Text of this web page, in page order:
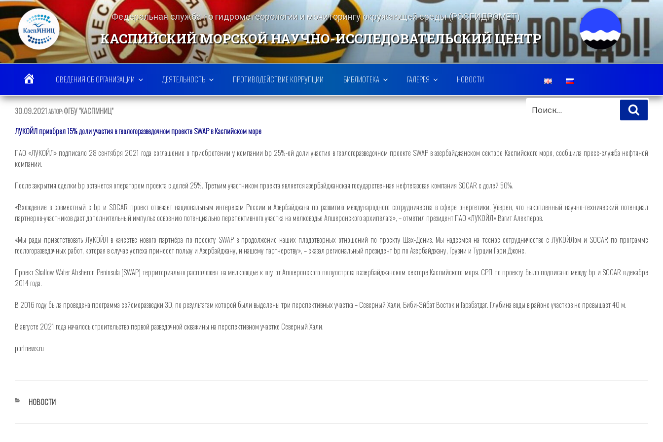
Перейти
содержимому
Федеральная служба по гидрометеорологии и мониторингу окружающей среды (РОСГИДРОМЕТ)
КАСПИЙСКИЙ МОРСКОЙ НАУЧНО-ИССЛЕДОВАТЕЛЬСКИЙ ЦЕНТР
СВЕДЕНИЯ ОБ ОРГАНИЗАЦИИ ДЕЯТЕЛЬНОСТЬ ПРОТИВОДЕЙСТВИЕ КОРРУПЦИИ БИБЛИОТЕКА ГАЛЕРЕЯ НОВОСТИ
ИСКАТЬ:
ОПУБЛИКОВАНО
30.09.2021АВТОР:ФГБУ "КАСПМНИЦ"
ЛУКОЙЛ приобрел 15% доли участия в геологоразведочном проекте SWAP в Каспийском море
ПАО «ЛУКОЙЛ» подписало 28 сентября 2021 года соглашение о приобретении у компании bp 25%-ой доли участия в геологоразведочном проекте SWAP в азерб​айджанском секторе Каспийского моря, сообщила пресс-служба нефтяной
компании.
После закрытия сделки bp останется оператором проекта с долей 25%. Третьим участником проекта является азербайджанская государственная нефтегазовая компания SOCAR с долей 50%.
«Вхождение в совместный с bp и SOCAR проект отвечает национальным интересам России и Азербайджана по развитию международного сотрудничества в сфере энергетики. Уверен, что накопленный научно-технический потенциал
партнеров-участников даст дополнительный импульс освоению потенциально перспективного участка на мелководье Апшеронского архипелага», – отметил президент ПАО «ЛУКОЙЛ» Вагит Алекперов.
«Мы рады приветствовать ЛУКОЙЛ в качестве нового партнёра по проекту SWAP в продолжение наших плодотворных отношений по проекту Шах-Дениз. Мы надеемся на тесное сотрудничество с ЛУКОЙЛом и SOCAR по программе
геологоразведочных работ, которая в случае успеха принесёт пользу и Азербайджану, и нашему партнерству», – сказал региональный президент bp по Азербайджану, Грузии и Турции Гэри Джонс.​
​Проект Shallow Water Absheron Peninsula (SWAP) территориально расположен на мелководье к югу от Апшеронского полуострова в азербайджанском секторе Каспийского моря. СРП по проекту было подписано между bp и SOCAR в декабре
2014 года.
В 2016 году была проведена программа сейсморазведки 3D, по результатам которой были выделены три перспективных участка – Северный Хали, Биби-Эйбат Восток и Гарабатдаг. Глубина воды в районе участков не превышает 40 м.
В августе 2021 года началось строительство первой разведочной скважины на перспективном участке Северный Хали.
portnews.ru
РУБРИКИ
НОВОСТИ